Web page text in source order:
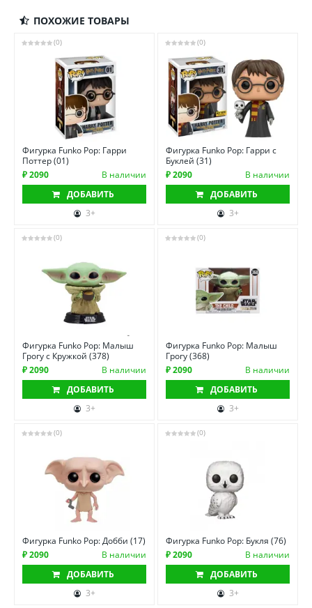
ПОХОЖИЕ ТОВАРЫ
(0)
Фигурка Funko Pop: Гарри
Поттер (01)
₽ 2090
В наличии
ДОБАВИТЬ
3+
(0)
Фигурка Funko Pop: Гарри с
Буклей (31)
₽ 2090
В наличии
ДОБАВИТЬ
3+
(0)
Фигурка Funko Pop: Малыш
Грогу с Кружкой (378)
₽ 2090
В наличии
ДОБАВИТЬ
3+
(0)
Фигурка Funko Pop: Малыш
Грогу (368)
₽ 2090
В наличии
ДОБАВИТЬ
3+
(0)
Фигурка Funko Pop: Добби (17)
₽ 2090
В наличии
ДОБАВИТЬ
3+
(0)
Фигурка Funko Pop: Букля (76)
₽ 2090
В наличии
ДОБАВИТЬ
3+